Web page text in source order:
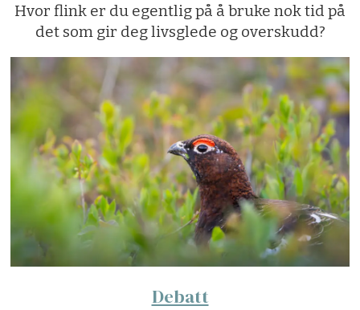
Hvor flink er du egentlig på å bruke nok tid på
det som gir deg livsglede og overskudd?
Debatt